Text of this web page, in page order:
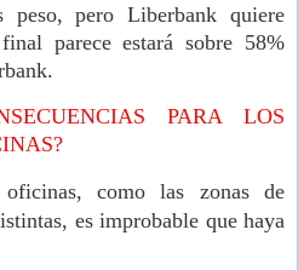
peso, pero Liberbank quiere
parece estará sobre 58%
PARA LOS
como las zonas de
es improbable que haya